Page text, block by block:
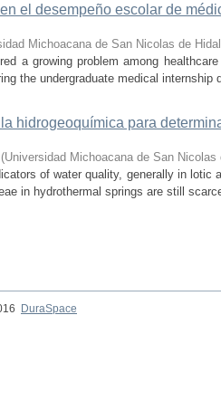
el desempeño escolar de
Michoacana de San Nicolas de
a growing problem among
the undergraduate medical
hidrogeoquímica para
(Universidad Michoacana de San Nicolas
of water quality, generally in
in hydrothermal springs are still
DuraSpace